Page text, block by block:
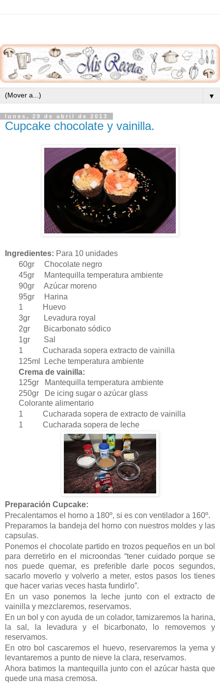
▼
lunes, 29 de abril de 2013
Cupcake chocolate y vainilla.
Ingredientes: Para 10 unidades
60gr Chocolate negro
45gr Mantequilla temperatura ambiente
90gr Azúcar moreno
95gr Harina
1 Huevo
3gr Levadura royal
2gr Bicarbonato sódico
1gr Sal
1 Cucharada sopera extracto de vainilla
125ml Leche temperatura ambiente
Crema de vainilla:
125gr Mantequilla temperatura ambiente
250gr De icing sugar o azúcar glass
Colorante alimentario
1 Cucharada sopera de extracto de vainilla
1 Cucharada sopera de leche
Preparación Cupcake:
Precalentamos el horno a 180º, si es con ventilador a 160º.
Preparamos la bandeja del horno con nuestros moldes y las
capsulas.
Ponemos el chocolate partido en trozos pequeños en un bol
para derretirlo en el microondas “tener cuidado porque se
nos puede quemar, es preferible darle pocos segundos,
sacarlo moverlo y volverlo a meter, estos pasos los tienes
que hacer varias veces hasta fundirlo”.
En un vaso ponemos la leche junto con el extracto de
vainilla y mezclaremos, reservamos.
En un bol y con ayuda de un colador, tamizaremos la harina,
la sal, la levadura y el bicarbonato, lo removemos y
reservamos.
En otro bol cascaremos el huevo, reservaremos la yema y
levantaremos a punto de nieve la clara, reservamos.
Ahora batimos la mantequilla junto con el azúcar hasta que
quede una masa cremosa.